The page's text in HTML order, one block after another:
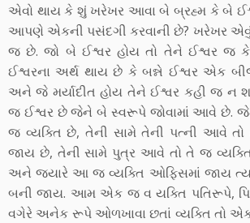
એવો થાય કે શું ખરેખર આવા બે બ્રહ્મ કે બે
આપણે એકની પસંદગી કરવાની છે? ખરેખર
જ છે. જો બે ઈશ્વર હોય તો તેને ઈશ્વર જ
ઈશ્વરના અર્થ થાય છે કે બન્ને ઈશ્વર એક
અને જે મર્યાદીત હોય તેને ઈશ્વર કહી જ ન
જ ઈશ્વર છે જેને બે સ્વરૂપે જોવામાં આવે છે.
જ વ્યક્તિ છે, તેની સામે તેની પત્ની આવે તો
જાય છે, તેની સામે પુત્ર આવે તો તે જ
અને જ્યારે આ જ વ્યક્તિ ઓફિસમાં જાય ત્યારે
બની જાય. આમ એક જ વ યક્તિ પતિરૂપે,
વગેરે અનેક રૂપે ઓળખાવા છતાં વ્યક્તિ તો